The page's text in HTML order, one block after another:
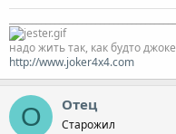
надо жить так, как будто
http://www.joker4x4.com
О Отец
Старожил